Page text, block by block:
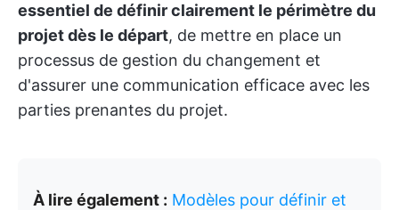
essentiel de définir clairement le périmètre du
projet dès le départ, de mettre en place un
processus de gestion du changement et
d'assurer une communication efficace avec les
parties prenantes du projet.
À lire également : Modèles pour définir et